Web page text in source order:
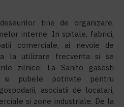
tine de organizare,
interne. In spitale, fabrici,
comerciale, ai nevoie de
la utilizare frecventa si se
zilnice. La Sanito gasesti
si pubele potrivite pentru
asociatii de locatari,
si zone industriale. De la